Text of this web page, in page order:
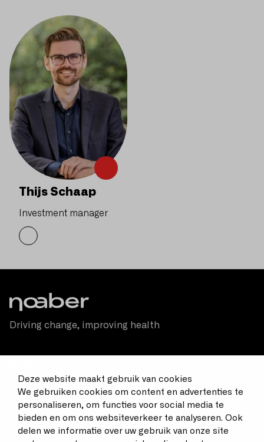
Deze website maakt gebruik van cookies
We gebruiken cookies om content en advertenties te
personaliseren, om functies voor social media te
bieden en om ons websiteverkeer te analyseren. Ook
delen we informatie over uw gebruik van onze site
Thijs Schaap
Investment manager
Driving change, improving health
Contact
Over Noaber
Nieuws